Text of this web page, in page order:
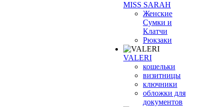
MISS SARAH
Женские
Сумки и
Клатчи
Рюкзаки
VALERI
кошельки
визитницы
ключники
обложки для
документов